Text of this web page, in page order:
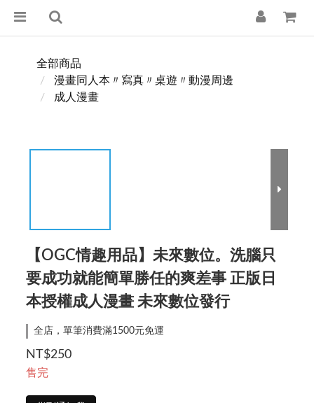
全部商品
漫畫同人本〃寫真〃桌遊〃動漫周邊
成人漫畫
【OGC情趣用品】未來數位。洗腦只
要成功就能簡單勝任的爽差事 正版日
本授權成人漫畫 未來數位發行
全店，單筆消費滿1500元免運
NT$250
售完